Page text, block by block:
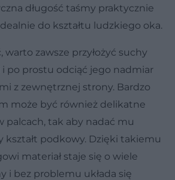
długość taśmy praktycznie
do kształtu ludzkiego oka.
zawsze przyłożyć suchy
po prostu odciąć jego nadmiar
z zewnętrznej strony. Bardzo
może być również delikatne
palcach, tak aby nadać mu
kształt podkowy. Dzięki takiemu
materiał staje się o wiele
i bez problemu układa się